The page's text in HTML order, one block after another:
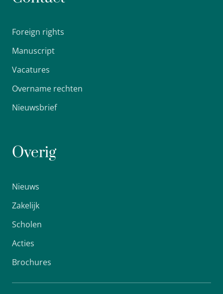
Foreign rights
Manuscript
Vacatures
Overname rechten
Nieuwsbrief
Overig
Nieuws
Zakelijk
Scholen
Acties
Brochures